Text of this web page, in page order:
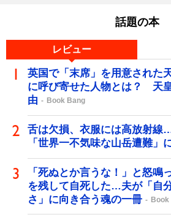
話題の本
レビュー
英国で「末席」を用意された
に呼び寄せた人物とは？ 天
由
Book Bang
舌は欠損、衣服には高放射線
「世界一不気味な山岳遭難」
「死ぬとか言うな！」と怒鳴
を残して自死した…夫が「自
さ」に向き合う魂の一冊
Book